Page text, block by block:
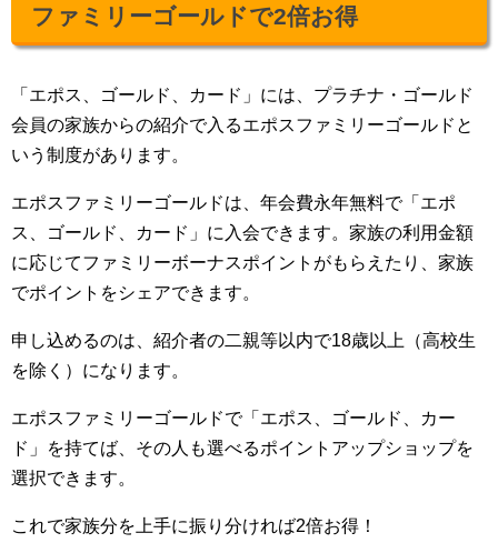
ファミリーゴールドで2倍お得
「エポス、ゴールド、カード」には、プラチナ・ゴールド
会員の家族からの紹介で入るエポスファミリーゴールドと
いう制度があります。
エポスファミリーゴールドは、年会費永年無料で「エポ
ス、ゴールド、カード」に入会できます。家族の利用金額
に応じてファミリーボーナスポイントがもらえたり、家族
でポイントをシェアできます。
申し込めるのは、紹介者の二親等以内で18歳以上（高校生
を除く）になります。
エポスファミリーゴールドで「エポス、ゴールド、カー
ド」を持てば、その人も選べるポイントアップショップを
選択できます。
これで家族分を上手に振り分ければ2倍お得！